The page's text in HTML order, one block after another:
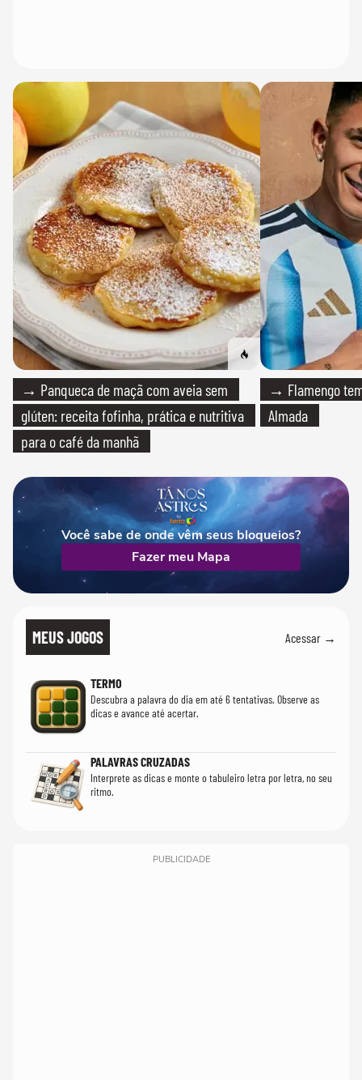
→ Panqueca de maçã com aveia sem
glúten: receita fofinha, prática e nutritiva
para o café da manhã
→ Flamengo
Almada
Você sabe de onde vêm seus bloqueios?
Fazer meu Mapa
MEUS JOGOS Acessar →
TERMO
Descubra a palavra do dia em até 6 tentativas. Observe as
dicas e avance até acertar.
PALAVRAS CRUZADAS
Interprete as dicas e monte o tabuleiro letra por letra, no seu
ritmo.
PUBLICIDADE